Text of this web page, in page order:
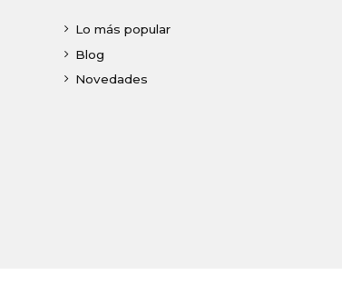
Lo más popular
Blog
Novedades